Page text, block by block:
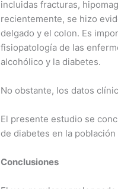
incluidas fracturas,
recientemente, se hizo
delgado y el colon. Es
fisiopatología de las
alcohólico y la diabetes.
No obstante, los datos
El presente estudio se
de diabetes en la población
Conclusiones